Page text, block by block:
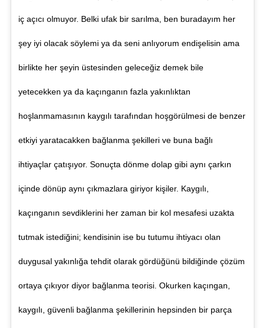
iç açıcı olmuyor. Belki ufak bir sarılma, ben buradayım her
şey iyi olacak söylemi ya da seni anlıyorum endişelisin ama
birlikte her şeyin üstesinden geleceğiz demek bile
yetecekken ya da kaçınganın fazla yakınlıktan
hoşlanmamasının kaygılı tarafından hoşgörülmesi de benzer
etkiyi yaratacakken bağlanma şekilleri ve buna bağlı
ihtiyaçlar çatışıyor. Sonuçta dönme dolap gibi aynı çarkın
içinde dönüp aynı çıkmazlara giriyor kişiler. Kaygılı,
kaçınganın sevdiklerini her zaman bir kol mesafesi uzakta
tutmak istediğini; kendisinin ise bu tutumu ihtiyacı olan
duygusal yakınlığa tehdit olarak gördüğünü bildiğinde çözüm
ortaya çıkıyor diyor bağlanma teorisi. Okurken kaçıngan,
kaygılı, güvenli bağlanma şekillerinin hepsinden bir parça